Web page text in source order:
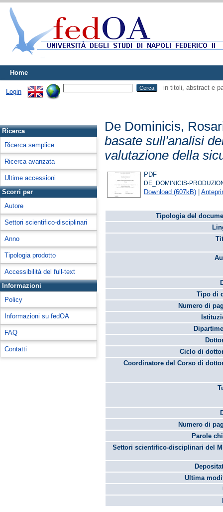
Home
Login
in titoli, abstract e
Ricerca
Ricerca semplice
Ricerca avanzata
Ultime accessioni
Scorri per
Autore
Settori scientifico-disciplinari
Anno
Tipologia prodotto
Accessibilità del full-text
Informazioni
Policy
Informazioni su fedOA
FAQ
Contatti
De Dominicis,
basate sull'analisi
valutazione della
PDF
DE_DOMINICIS-
Download (607kB) |
Tipologia del
Tipo di
Numero di
Ciclo di
Coordinatore del Corso di
Numero di
Parole
Settori scientifico-disciplinari del
Ultima